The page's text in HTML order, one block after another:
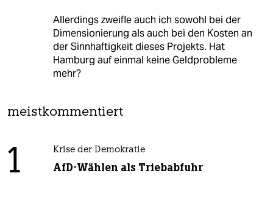
Allerdings zweifle auch ich sowohl bei der
Dimensionierung als auch bei den Kosten an
der Sinnhaftigkeit dieses Projekts. Hat
Hamburg auf einmal keine Geldprobleme
mehr?
meistkommentiert
1 Krise der Demokratie
AfD-Wählen als Triebabfuhr